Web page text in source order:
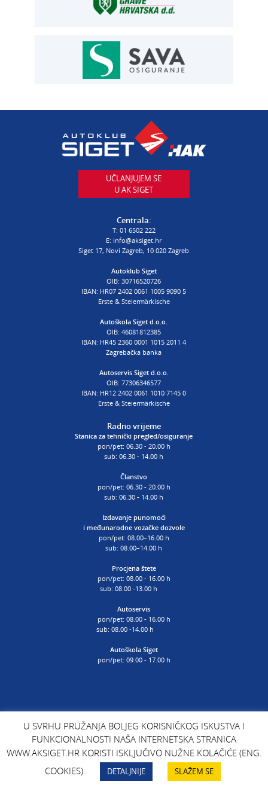
IZRAČUN
TEHNIČKOG
PITANJA I
SUGESTIJE
REZERVACIJE
TERMINA
osiguranje@aksiget.hr
01 6502 230
01 6502 230
PROCJENA ŠTETE VOZILA
procjena@aksiget.hr
poslovnica Siget
UČLANJUJEM SE
U AK SIGET
Centrala:
T: 01 6502 222
E: info@aksiget.hr
Siget 17, Novi Zagreb, 10 020 Zagreb
Autoklub Siget
OIB: 30716520726
IBAN: HR07 2402 0061 1005 9090 5
Erste & Steiermärkische
Autoškola Siget d.o.o.
OIB: 46081812385
IBAN: HR45 2360 0001 1015 2011 4
Zagrebačka banka
Autoservis Siget d.o.o.
OIB: 77306346577
IBAN: HR12 2402 0061 1010 7145 0
Erste & Steiermärkische
Radno vrijeme
Stanica za tehnički pregled/osiguranje
pon/pet: 06.30 - 20.00 h
sub: 06.30 - 14.00 h
Članstvo
pon/pet: 06.30 - 20.00 h
sub: 06.30 - 14.00 h
Izdavanje punomoći
imeđunarodne vozačke dozvole
pon/pet: 08.00–16.00 h
sub: 08.00–14.00 h
Procjena štete
pon/pet: 08.00 - 16.00 h
sub: 08.00 -13.00 h
Autoservis
pon/pet: 08.00 - 16.00 h
sub: 08.00 -14.00 h
Autoškola Siget
pon/pet: 09.00 - 17.00 h
U SVRHU PRUŽANJA BOLJEG KORISNIČKOG ISKUSTVA I
FUNKCIONALNOSTI NAŠA INTERNETSKA STRANICA
WWW.AKSIGET.HR KORISTI ISKLJUČIVO NUŽNE KOLAČIĆE (ENG.
COOKIES).
DETALJNIJE SLAŽEM SE